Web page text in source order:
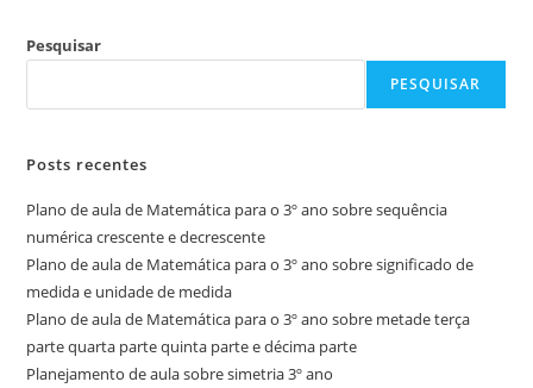
Pesquisar
PESQUISAR
Posts recentes
Plano de aula de Matemática para o 3º ano sobre sequência
numérica crescente e decrescente
Plano de aula de Matemática para o 3º ano sobre significado de
medida e unidade de medida
Plano de aula de Matemática para o 3º ano sobre metade terça
parte quarta parte quinta parte e décima parte
Planejamento de aula sobre simetria 3º ano